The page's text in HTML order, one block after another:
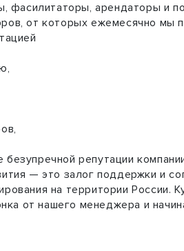
фасилитаторы, арендаторы и
от которых ежемесячно мы
репутации
— это залог поддержки и
на территории
от нашего менеджера и